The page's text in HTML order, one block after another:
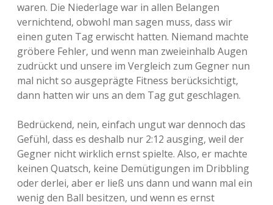
waren. Die Niederlage war in allen Belangen
vernichtend, obwohl man sagen muss, dass wir
einen guten Tag erwischt hatten. Niemand machte
gröbere Fehler, und wenn man zweieinhalb Augen
zudrückt und unsere im Vergleich zum Gegner nun
mal nicht so ausgeprägte Fitness berücksichtigt,
dann hatten wir uns an dem Tag gut geschlagen.
Bedrückend, nein, einfach ungut war dennoch das
Gefühl, dass es deshalb nur 2:12 ausging, weil der
Gegner nicht wirklich ernst spielte. Also, er machte
keinen Quatsch, keine Demütigungen im Dribbling
oder derlei, aber er ließ uns dann und wann mal ein
wenig den Ball besitzen, und wenn es ernst